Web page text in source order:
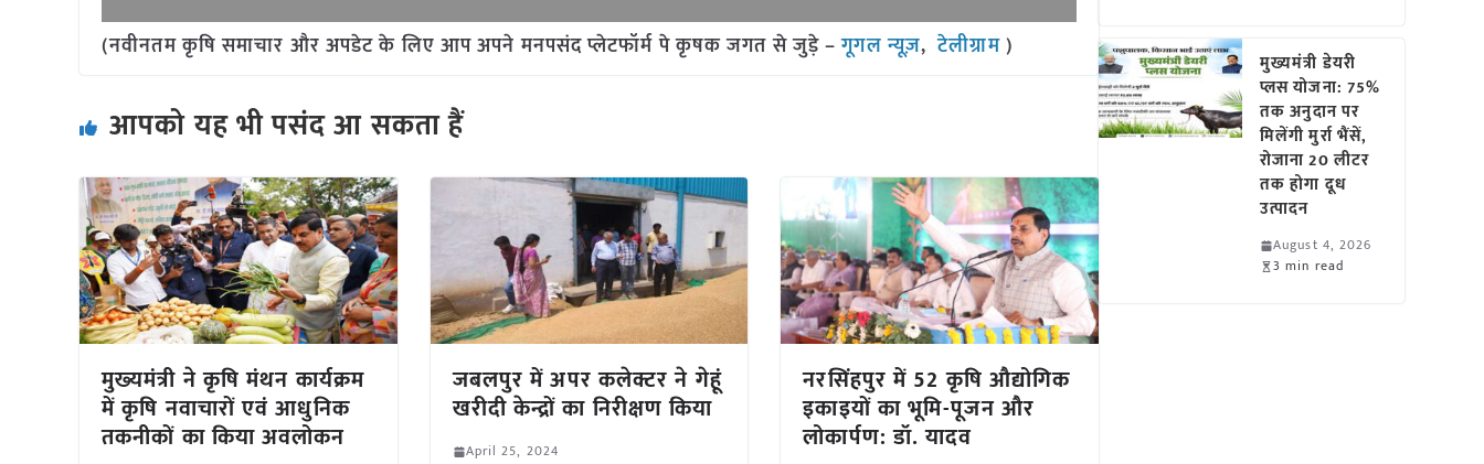
(नवीनतम कृषि समाचार और अपडेट के लिए आप अपने मनपसंद प्लेटफॉर्म पे कृषक जगत से जुड़े –गूगल न्यूज़,टेलीग्राम)
आपको यह भी पसंद आ सकता हैं
मुख्‍यमंत्री ने कृषि मंथन कार्यक्रम
में कृषि नवाचारों एवं आधुनिक
तकनीकों का किया अवलोकन
जबलपुर में अपर कलेक्टर ने गेहूं
खरीदी केन्द्रों का निरीक्षण किया
April 25, 2024
नरसिंहपुर में 52 कृषि औद्योगिक
इकाइयों का भूमि-पूजन और
लोकार्पण: डॉ. यादव
मुख्यमंत्री डेयरी
प्लस योजना: 75%
तक अनुदान पर
मिलेंगी मुर्रा भैंसें,
रोजाना 20 लीटर
तक होगा दूध
उत्पादन
August 4, 2026
3 min read